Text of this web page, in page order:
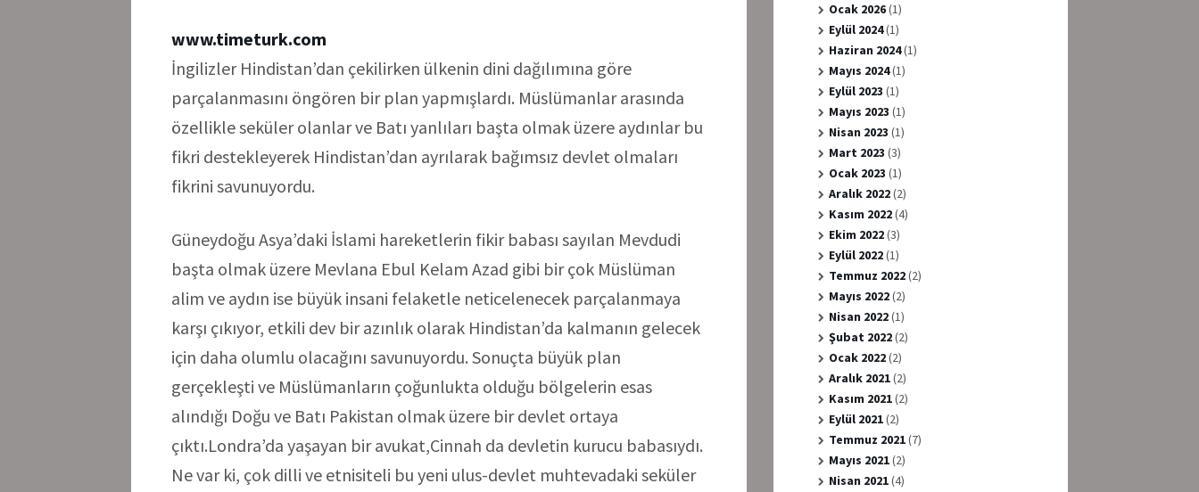
www.timeturk.com
İngilizler Hindistan’dan çekilirken ülkenin dini dağılımına göre
parçalanmasını öngören bir plan yapmışlardı. Müslümanlar arasında
özellikle seküler olanlar ve Batı yanlıları başta olmak üzere aydınlar bu
fikri destekleyerek Hindistan’dan ayrılarak bağımsız devlet olmaları
fikrini savunuyordu.
Güneydoğu Asya’daki İslami hareketlerin fikir babası sayılan Mevdudi
başta olmak üzere Mevlana Ebul Kelam Azad gibi bir çok Müslüman
alim ve aydın ise büyük insani felaketle neticelenecek parçalanmaya
karşı çıkıyor, etkili dev bir azınlık olarak Hindistan’da kalmanın gelecek
için daha olumlu olacağını savunuyordu. Sonuçta büyük plan
gerçekleşti ve Müslümanların çoğunlukta olduğu bölgelerin esas
alındığı Doğu ve Batı Pakistan olmak üzere bir devlet ortaya
çıktı.Londra’da yaşayan bir avukat,Cinnah da devletin kurucu babasıydı.
Ne var ki, çok dilli ve etnisiteli bu yeni ulus-devlet muhtevadaki seküler
Ocak 2026(1)
Eylül 2024(1)
Haziran 2024(1)
Mayıs 2024(1)
Eylül 2023 (1)
Mayıs 2023 (1)
Nisan 2023 (1)
Mart 2023 (3)
Ocak 2023 (1)
Aralık 2022(2)
Kasım 2022(4)
Ekim 2022(3)
Eylül 2022(1)
Temmuz 2022(2)
Mayıs 2022(2)
Nisan 2022(1)
Şubat 2022(2)
Ocak 2022(2)
Aralık 2021(2)
Kasım 2021(2)
Eylül 2021(2)
Temmuz 2021(7)
Mayıs 2021(2)
Nisan 2021(4)